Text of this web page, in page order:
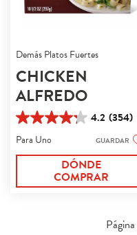
Demás Platos Fuertes
CHICKEN
ALFREDO
4.2 (354)
4.2
de
reseñas
Para Uno GUARDAR
DÓNDE
COMPRAR
Página